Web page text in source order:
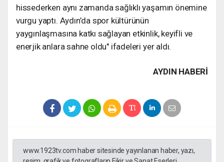
hissederken aynı zamanda sağlıklı yaşamın önemine
vurgu yaptı. Aydın’da spor kültürünün
yaygınlaşmasına katkı sağlayan etkinlik, keyifli ve
enerjik anlara sahne oldu" ifadeleri yer aldı.
AYDIN HABERİ
www.1923tv.com haber sitesinde yayınlanan haber, yazı,